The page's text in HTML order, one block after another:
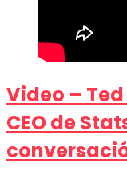
Video –
CEO de